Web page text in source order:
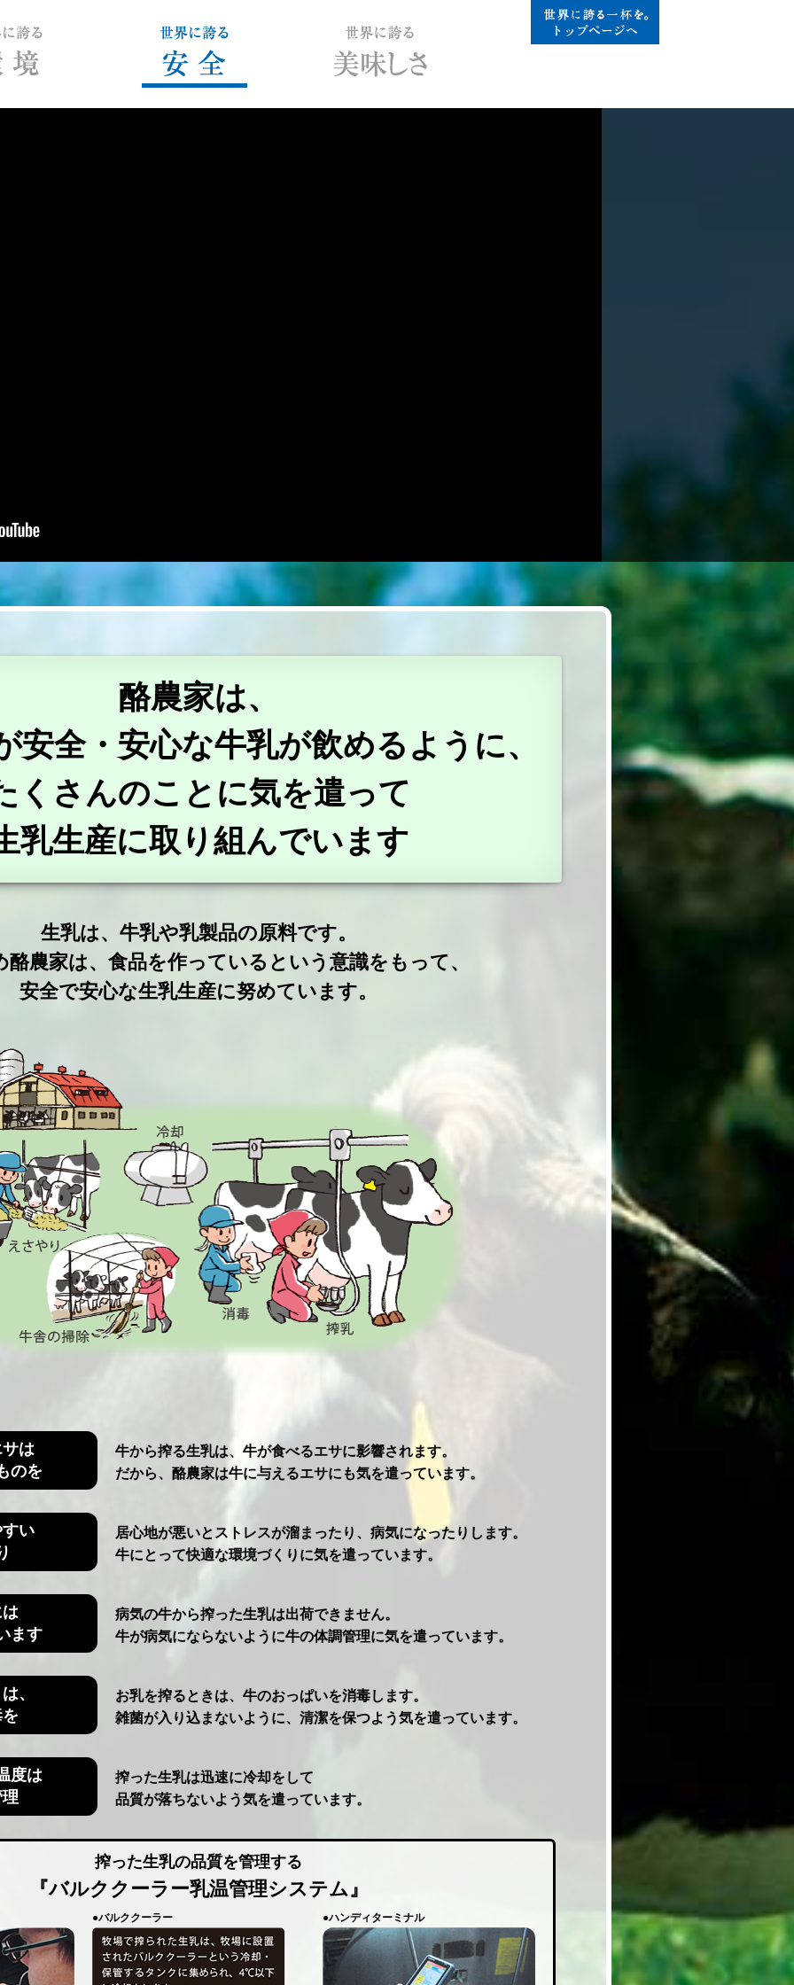
酪農家は、
安全・安心な牛乳が飲めるように、
くさんのことに気を遣って
乳生産に取り組んでいます
生乳は、牛乳や乳製品の原料です。
酪農家は、食品を作っているという意識をもって、
安全で安心な生乳生産に努めています。
は
のを
牛から搾る生乳は、牛が食べるエサに影響されます。
だから、酪農家は牛に与えるエサにも気を遣っています。
い
居心地が悪いとストレスが溜まったり、病気になったりします。
牛にとって快適な環境づくりに気を遣っています。
ます
病気の牛から搾った生乳は出荷できません。
牛が病気にならないように牛の体調管理に気を遣っています。
、
お乳を搾るときは、牛のおっぱいを消毒します。
雑菌が入り込まないように、清潔を保つよう気を遣っています。
度は
搾った生乳は迅速に冷却をして
品質が落ちないよう気を遣っています。
搾った生乳の品質を管理する
『バルククーラー乳温管理システム』
●バルククーラー ●ハンディターミナル